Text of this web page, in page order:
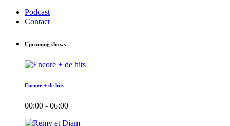
Podcast
Contact
Upcoming shows
Encore + de hits
00:00 - 06:00